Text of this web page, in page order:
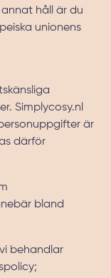
håll är du
unionens
Simplycosy.nl
är
därför
bland
behandlar